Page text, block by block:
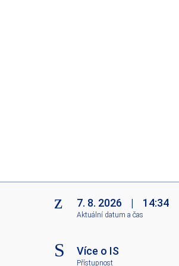
7. 8. 2026 | 14:34
Aktuální datum a čas
Více o IS
Přístupnost